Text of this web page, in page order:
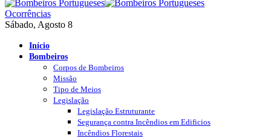
Ocorrências
Sábado, Agosto 8
Início
Bombeiros
Corpos de Bombeiros
Missão
Tipo de Meios
Legislação
Legislação Estruturante
Segurança contra Incêndios em Edificios
Incêndios Florestais